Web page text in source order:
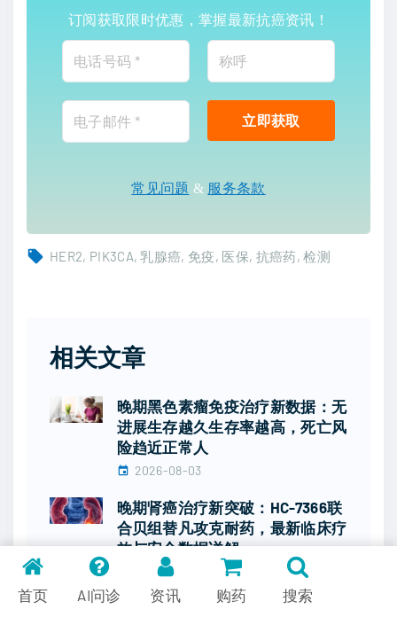
订阅获取限时优惠，掌握最新抗癌资讯！
常见问题 & 服务条款
HER2 PIK3CA 乳腺癌 免疫 医保 抗癌药 检测
相关文章
晚期黑色素瘤免疫治疗新数据：无
进展生存越久生存率越高，死亡风
险趋近正常人
2026-08-03
晚期肾癌治疗新突破：HC-7366联
合贝组替凡攻克耐药，最新临床疗
效与安全数据详解
2026-08-03
肺癌乳腺癌靶向治疗新突破：
首页 AI问诊 资讯 购药 搜索